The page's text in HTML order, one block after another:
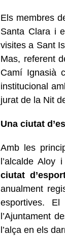
Els membres
Santa Clara i
visites a Sant
Mas, referent
Camí Ignasià
institucional
jurat de la Nit
Una ciutat
Amb les
l’alcalde
ciutat
anualment
esportives.
l’Ajuntament
l’alça en els